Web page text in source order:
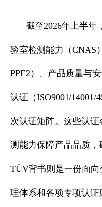
截至2026年上半年
验室检测能力（CNAS
PPE2）、产品质量与
认证（ISO9001/14001/
次认证矩阵。这些认
测能力保障产品品质，
TÜV背书则是一份面
理体系和各项专项认